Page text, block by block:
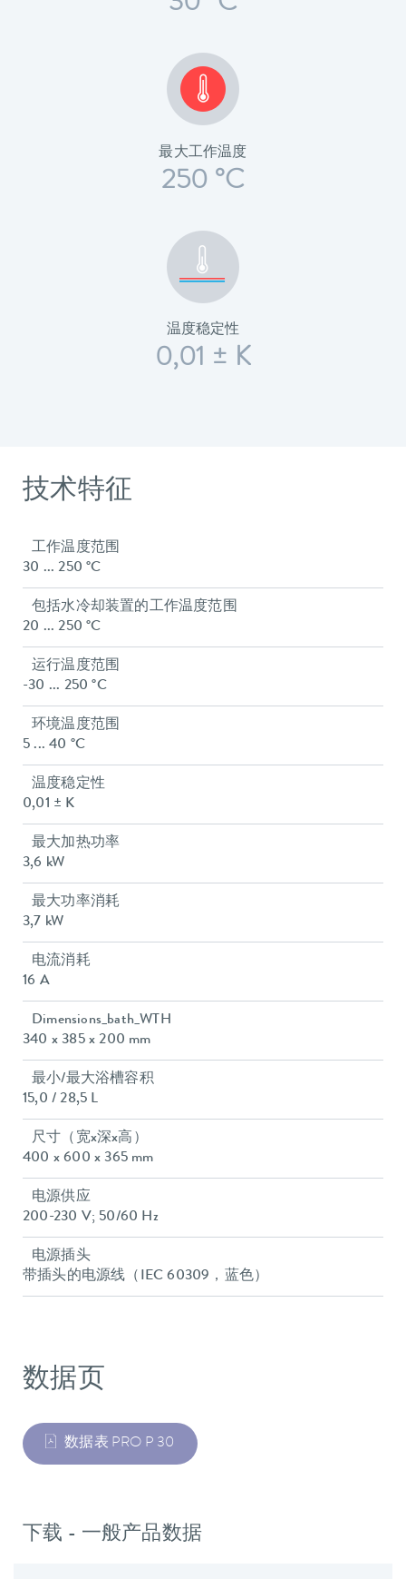
最大工作温度
250 °C
温度稳定性
0,01 ± K
技术特征
工作温度范围
30 ... 250 °C
包括水冷却装置的工作温度范围
20 ... 250 °C
运行温度范围
-30 ... 250 °C
环境温度范围
5 ... 40 °C
温度稳定性
0,01 ± K
最大加热功率
3,6 kW
最大功率消耗
3,7 kW
电流消耗
16 A
Dimensions_bath_WTH
340 x 385 x 200 mm
最小/最大浴槽容积
15,0 / 28,5 L
尺寸（宽x深x高）
400 x 600 x 365 mm
电源供应
200-230 V; 50/60 Hz
电源插头
带插头的电源线（IEC 60309，蓝色）
数据页
数据表 PRO P 30
下载 - 一般产品数据